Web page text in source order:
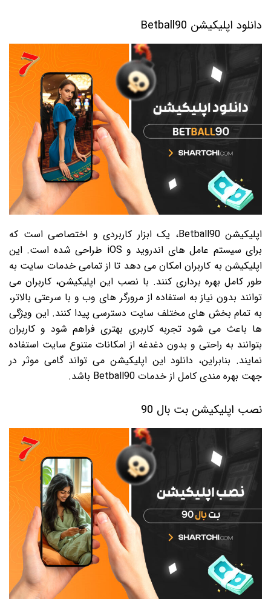
دانلود اپلیکیشن Betball90
اپلیکیشن Betball90، یک ابزار کاربردی و اختصاصی است که
برای سیستم عامل های اندروید و iOS طراحی شده است. این
اپلیکیشن به کاربران امکان می دهد تا از تمامی خدمات سایت به
طور کامل بهره برداری کنند. با نصب این اپلیکیشن، کاربران می
توانند بدون نیاز به استفاده از مرورگر های وب و با سرعتی بالاتر،
به تمام بخش های مختلف سایت دسترسی پیدا کنند. این ویژگی
ها باعث می شود تجربه کاربری بهتری فراهم شود و کاربران
بتوانند به راحتی و بدون دغدغه از امکانات متنوع سایت استفاده
نمایند. بنابراین، دانلود این اپلیکیشن می تواند گامی موثر در
جهت بهره مندی کامل از خدمات Betball90 باشد.
نصب اپلیکیشن بت بال 90